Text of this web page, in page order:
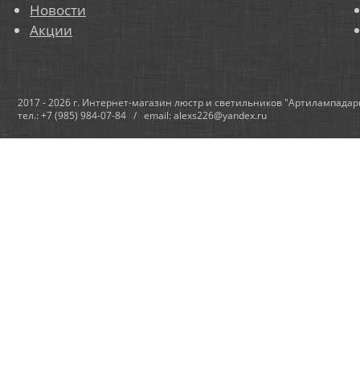
Новости
Акции
2017 - 2026 г. Интернет-магазин люстр и светильников
тел.: +7 (985) 984-07-84 / email: alexs226@yandex.ru